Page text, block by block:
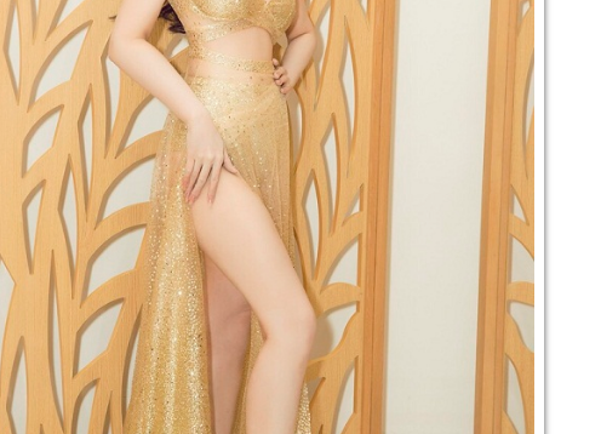
Điểm đặc biệt của bộ ảnh
sắc sảo nhưng không
nhưng đầy chủ đích giúp
khuôn hình.